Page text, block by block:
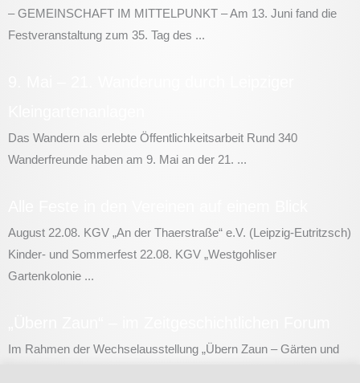
– GEMEINSCHAFT IM MITTELPUNKT – Am 13. Juni fand die
Festveranstaltung zum 35. Tag des ...
Das Wandern als erlebte Öffentlichkeitsarbeit Rund 340
Wanderfreunde haben am 9. Mai an der 21. ...
August 22.08. KGV „An der Thaerstraße“ e.V. (Leipzig-Eutritzsch)
Kinder- und Sommerfest 22.08. KGV „Westgohliser
Gartenkolonie ...
Im Rahmen der Wechselausstellung „Übern Zaun – Gärten und